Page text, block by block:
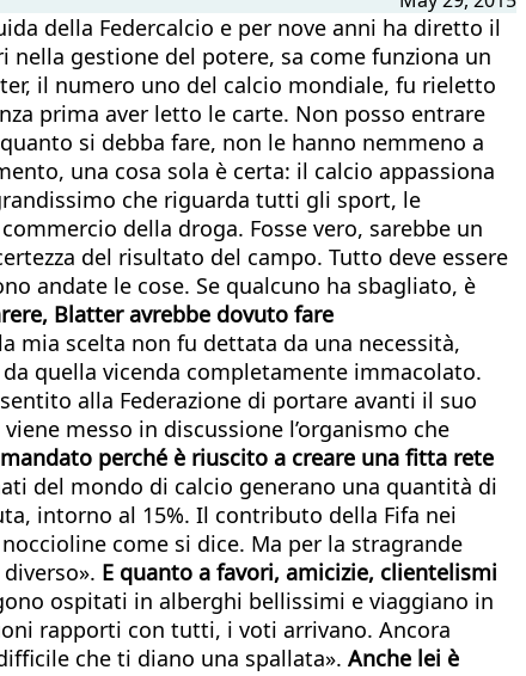
della Federcalcio e per nove anni ha diretto il
nella gestione del potere, sa come funziona un
il numero uno del calcio mondiale, fu rieletto
prima aver letto le carte. Non posso entrare
si debba fare, non le hanno nemmeno a
una cosa sola è certa: il calcio appassiona
che riguarda tutti gli sport, le
della droga. Fosse vero, sarebbe un
del risultato del campo. Tutto deve essere
andate le cose. Se qualcuno ha sbagliato, è
Blatter avrebbe dovuto fare
mia scelta non fu dettata da una necessità,
quella vicenda completamente immacolato.
alla Federazione di portare avanti il suo
messo in discussione l’organismo che
perché è riuscito a creare una fitta rete
del mondo di calcio generano una quantità di
intorno al 15%. Il contributo della Fifa nei
come si dice. Ma per la stragrande
E quanto a favori, amicizie, clientelismi
ospitati in alberghi bellissimi e viaggiano in
rapporti con tutti, i voti arrivano. Ancora
che ti diano una spallata». Anche lei è